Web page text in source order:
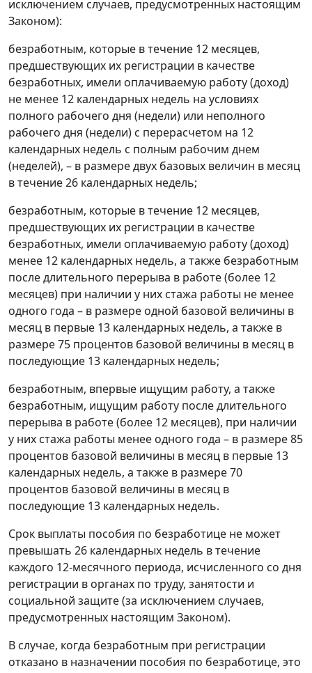
исключением случаев, предусмотренных настоящим
Законом):
безработным, которые в течение 12 месяцев,
предшествующих их регистрации в качестве
безработных, имели оплачиваемую работу (доход)
не менее 12 календарных недель на условиях
полного рабочего дня (недели) или неполного
рабочего дня (недели) с перерасчетом на 12
календарных недель с полным рабочим днем
(неделей), – в размере двух базовых величин в месяц
в течение 26 календарных недель;
безработным, которые в течение 12 месяцев,
предшествующих их регистрации в качестве
безработных, имели оплачиваемую работу (доход)
менее 12 календарных недель, а также безработным
после длительного перерыва в работе (более 12
месяцев) при наличии у них стажа работы не менее
одного года – в размере одной базовой величины в
месяц в первые 13 календарных недель, а также в
размере 75 процентов базовой величины в месяц в
последующие 13 календарных недель;
безработным, впервые ищущим работу, а также
безработным, ищущим работу после длительного
перерыва в работе (более 12 месяцев), при наличии
у них стажа работы менее одного года – в размере 85
процентов базовой величины в месяц в первые 13
календарных недель, а также в размере 70
процентов базовой величины в месяц в
последующие 13 календарных недель.
Срок выплаты пособия по безработице не может
превышать 26 календарных недель в течение
каждого 12-месячного периода, исчисленного со дня
регистрации в органах по труду, занятости и
социальной защите (за исключением случаев,
предусмотренных настоящим Законом).
В случае, когда безработным при регистрации
отказано в назначении пособия по безработице, это